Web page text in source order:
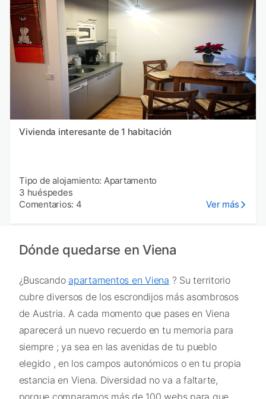
Vivienda interesante de 1 habitación
Tipo de alojamiento: Apartamento
3 huéspedes
Comentarios: 4
Ver más
Dónde quedarse en Viena
¿Buscando apartamentos en Viena ? Su territorio
cubre diversos de los escrondijos más asombrosos
de Austria. A cada momento que pases en Viena
aparecerá un nuevo recuerdo en tu memoria para
siempre ; ya sea en las avenidas de tu pueblo
elegido , en los campos autonómicos o en tu propia
estancia en Viena. Diversidad no va a faltarte,